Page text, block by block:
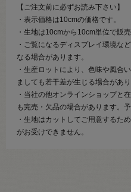
【ご注文前に必ずお読み下さい】
・表示価格は10cmの価格です。
・生地は10cmから10cm単位で販
・ご覧になるディスプレイ環境な
なる場合があります。
・生産ロットにより、色味や風合
ましても若干差が生じる場合があ
・当社の他オンラインショップと
も完売・欠品の場合があります。
・生地はカットしてご用意するた
がお受けできません。